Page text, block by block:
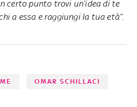
certo punto trovi un’idea di te
a essa e raggiungi la tua età”.
OMAR SCHILLACI